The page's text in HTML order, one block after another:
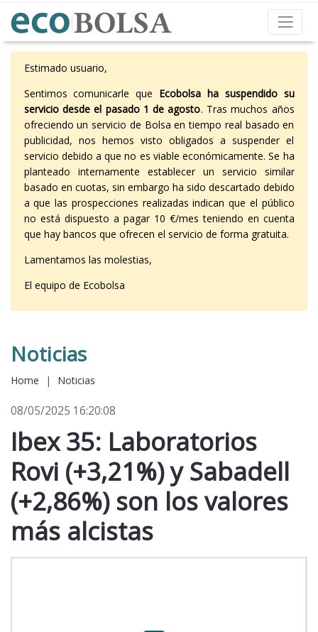
Estimado usuario,
Sentimos comunicarle que Ecobolsa ha suspendido su
servicio desde el pasado 1 de agosto. Tras muchos años
ofreciendo un servicio de Bolsa en tiempo real basado en
publicidad, nos hemos visto obligados a suspender el
servicio debido a que no es viable económicamente. Se ha
planteado internamente establecer un servicio similar
basado en cuotas, sin embargo ha sido descartado debido
a que las prospecciones realizadas indican que el público
no está dispuesto a pagar 10 €/mes teniendo en cuenta
que hay bancos que ofrecen el servicio de forma gratuita.
Lamentamos las molestias,
El equipo de Ecobolsa
Noticias
Home | Noticias
08/05/2025 16:20:08
Ibex 35: Laboratorios
Rovi (+3,21%) y Sabadell
(+2,86%) son los valores
más alcistas